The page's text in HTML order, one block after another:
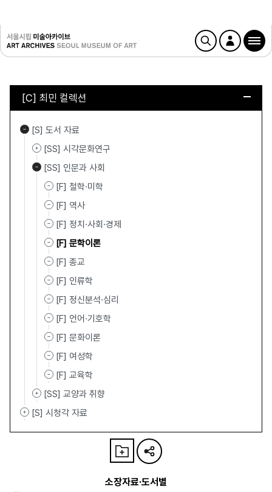
[C] 최민 컬렉션
[S] 도서 자료
[SS] 시각문화연구
[SS] 인문과 사회
[F] 철학·미학
[F] 역사
[F] 정치·사회·경제
[F] 문학이론
[F] 종교
[F] 인류학
[F] 정신분석·심리
[F] 언어·기호학
[F] 문화이론
[F] 여성학
[F] 교육학
[SS] 교양과 취향
[S] 시청각 자료
소장자료·도서별